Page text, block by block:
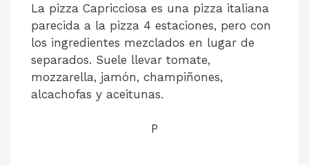
La pizza Capricciosa es una pizza italiana
parecida a la pizza 4 estaciones, pero con
los ingredientes mezclados en lugar de
separados. Suele llevar tomate,
mozzarella, jamón, champiñones,
alcachofas y aceitunas.
P